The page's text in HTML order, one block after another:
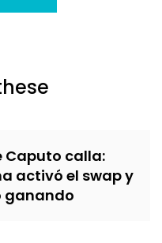
Caputo calla:
activó el swap y
ganando